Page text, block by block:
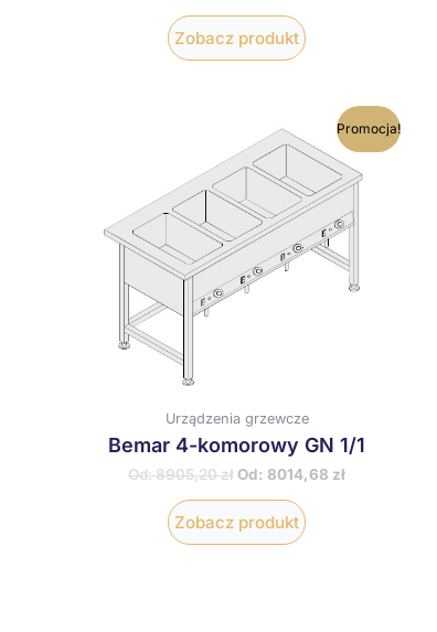
Zobacz produkt
Promocja!
Urządzenia grzewcze
Bemar 4-komorowy GN 1/1
Od:8905,20zł Od: 8014,68 zł
Zobacz produkt
produkt
ma
wiele
wariantów.
Opcje
można
wybrać